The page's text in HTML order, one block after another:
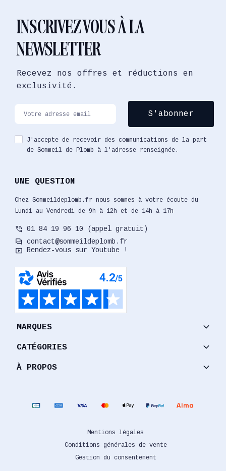
INSCRIVEZ VOUS À LA
NEWSLETTER
Recevez nos offres et réductions en
exclusivité.
J'accepte de recevoir des communications de la part
de Sommeil de Plomb à l'adresse renseignée.
UNE QUESTION
Chez Sommeildeplomb.fr nous sommes à votre écoute du
Lundi au Vendredi de 9h à 12h et de 14h à 17h
phone_in_talk 01 84 19 96 10 (appel gratuit)
forum contact@sommeildeplomb.fr
smart_display Rendez-vous sur Youtube !
MARQUES keyboard_arrow_down
CATÉGORIES keyboard_arrow_down
À PROPOS keyboard_arrow_down
Mentions légales
Conditions générales de vente
Gestion du consentement